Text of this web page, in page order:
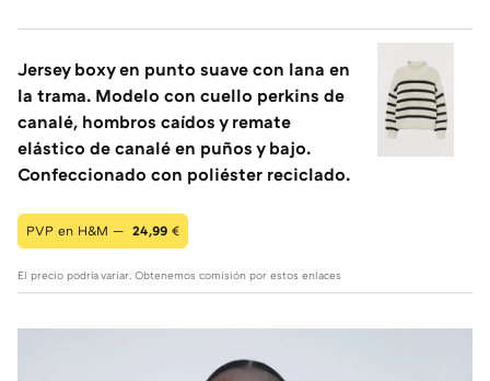
Jersey boxy en punto suave con lana en
la trama. Modelo con cuello perkins de
canalé, hombros caídos y remate
elástico de canalé en puños y bajo.
Confeccionado con poliéster reciclado.
PVP en H&M — 24,99 €
El precio podría variar. Obtenemos comisión por estos enlaces